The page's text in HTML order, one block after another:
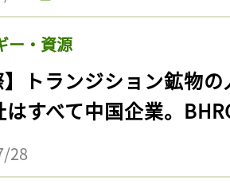
ー・資源
】トランジション鉱物
はすべて中国企業。
28